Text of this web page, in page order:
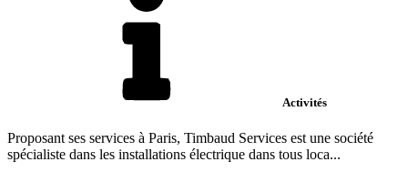
Activités
Proposant ses services à Paris, Timbaud Services est une société
spécialiste dans les installations électrique dans tous loca...